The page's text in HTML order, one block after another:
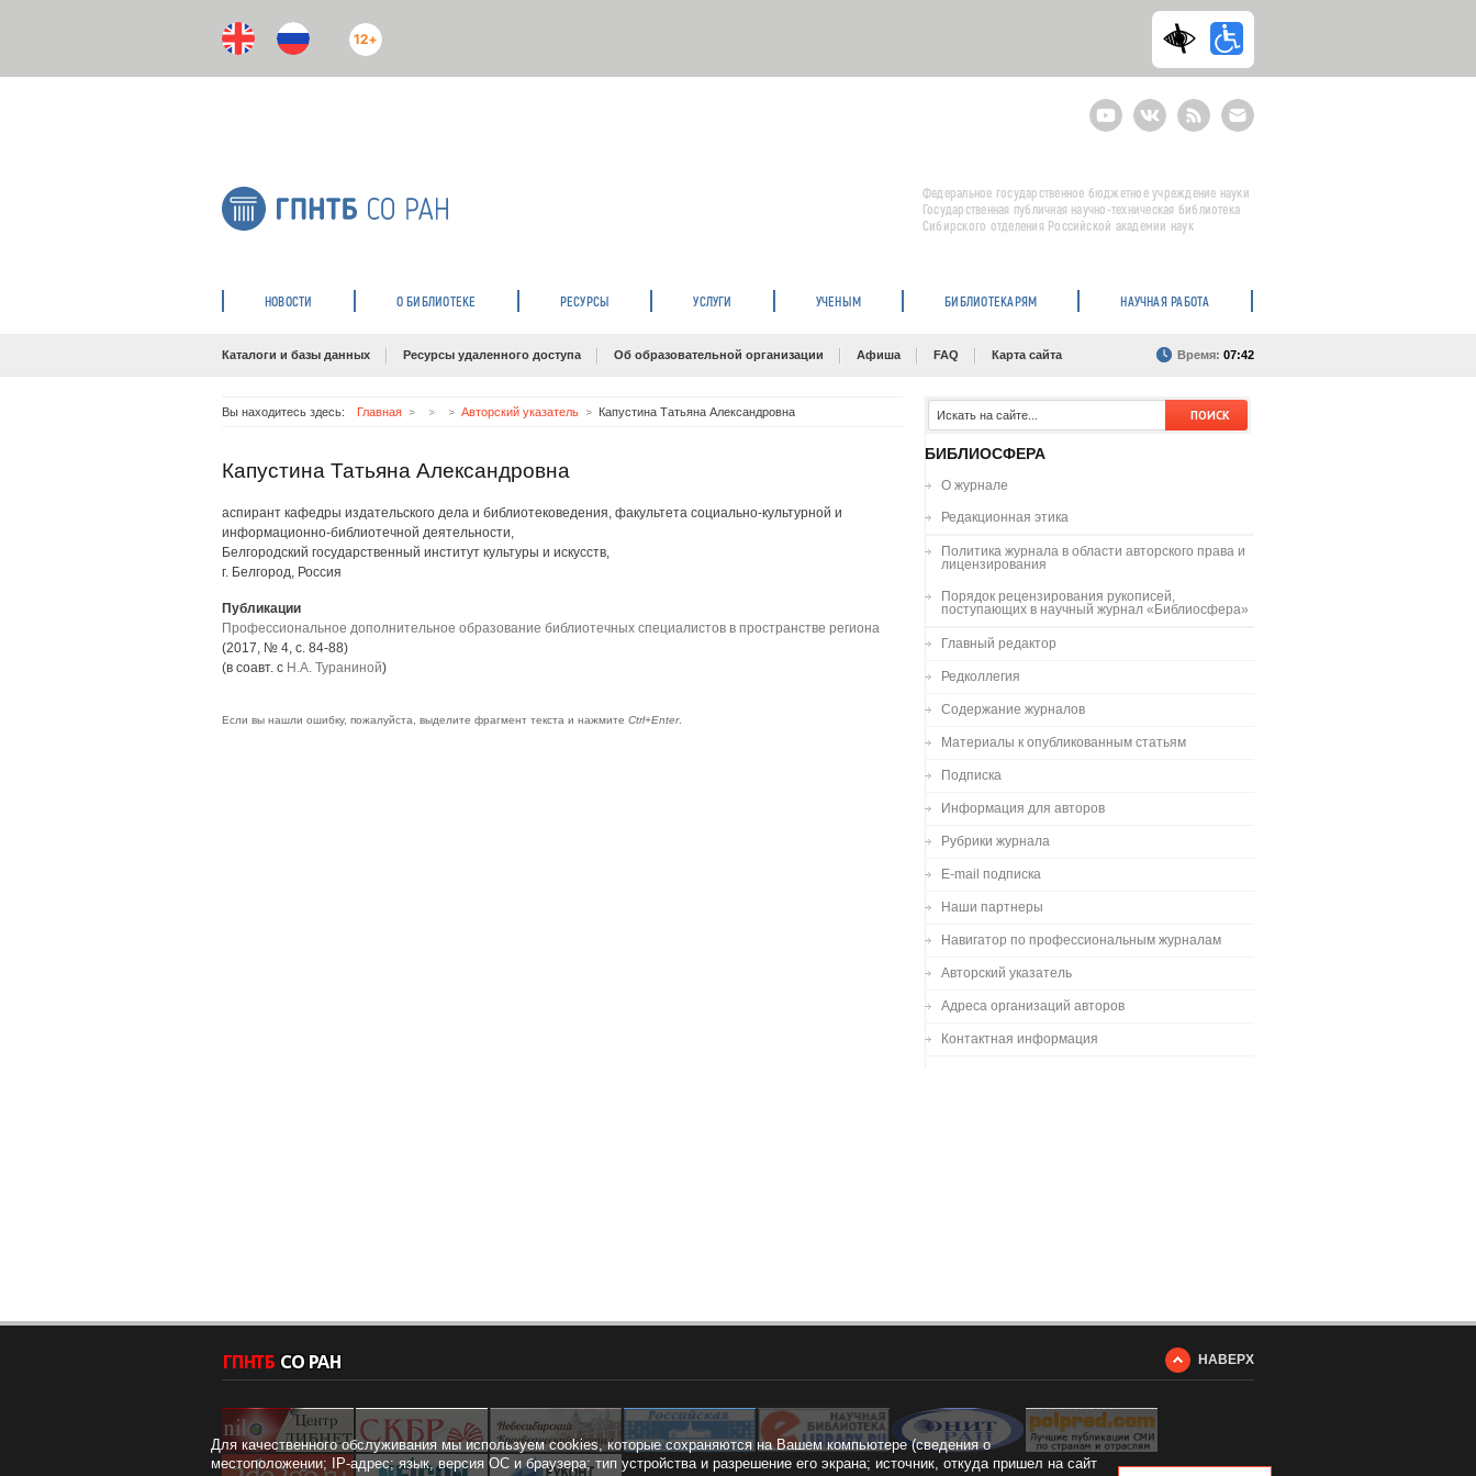
12+
YoutubeВКонтактеRSS
E-
mail
подписка
Федеральное государственное бюджетное учреждение науки
Государственная публичная научно-техническая библиотека
Сибирского отделения Российской академии наук
НОВОСТИ О БИБЛИОТЕКЕ РЕСУРСЫ УСЛУГИ УЧЕНЫМ БИБЛИОТЕКАРЯМ НАУЧНАЯ РАБОТА
Каталоги и базы данных Ресурсы удаленного доступа Об образовательной организации Афиша FAQ Карта сайта Время: 07:42
Вы находитесь здесь: Главная Авторский указатель Капустина Татьяна Александровна
Капустина Татьяна Александровна
аспирант кафедры издательского дела и библиотековедения, факультета социально-культурной и
информационно-библиотечной деятельности,
Белгородский государственный институт культуры и искусств,
г. Белгород, Россия
Публикации
Профессиональное дополнительное образование библиотечных специалистов в пространстве региона
(2017, № 4, с. 84-88)
(в соавт. с Н.А. Тураниной)
Если вы нашли ошибку, пожалуйста, выделите фрагмент текста и нажмите Ctrl+Enter.
БИБЛИОСФЕРА
О журнале
Редакционная этика
Политика журнала в области авторского права и
лицензирования
Порядок рецензирования рукописей,
поступающих в научный журнал «Библиосфера»
Главный редактор
Редколлегия
Содержание журналов
Материалы к опубликованным статьям
Подписка
Информация для авторов
Рубрики журнала
E-mail подписка
Наши партнеры
Навигатор по профессиональным журналам
Авторский указатель
Адреса организаций авторов
Контактная информация
НАВЕРХ
Для качественного обслуживания мы используем cookies, которые сохраняются на Вашем компьютере (сведения о
местоположении; IP-адрес; язык, версия ОС и браузера; тип устройства и разрешение его экрана; источник, откуда пришел на сайт